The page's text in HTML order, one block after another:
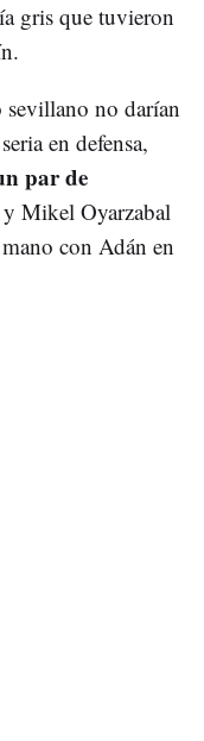
gris que tuvieron
no darían
en defensa,
par de
Mikel Oyarzabal
con Adán en